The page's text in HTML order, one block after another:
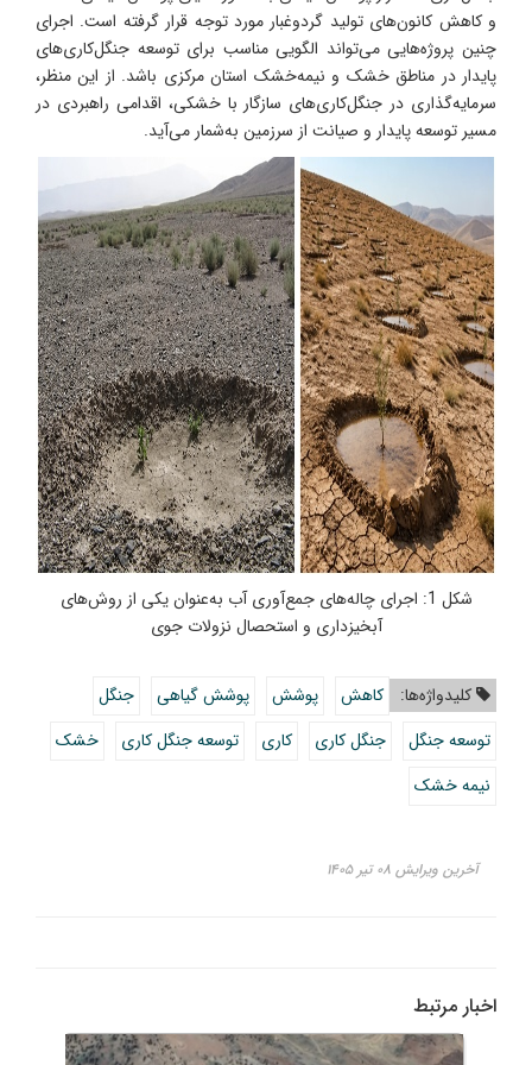
و کاهش کانون‌های تولید گردوغبار مورد توجه قرار گرفته است. اجرای
چنین پروژه‌هایی می‌تواند الگویی مناسب برای توسعه جنگل‌کاری‌های
پایدار در مناطق خشک و نیمه‌خشک استان مرکزی باشد. از این منظر،
سرمایه‌گذاری در جنگل‌کاری‌های سازگار با خشکی، اقدامی راهبردی در
مسیر توسعه پایدار و صیانت از سرزمین به‌شمار می‌آید.
شکل 1: اجرای چاله‌های جمع‌آوری آب به‌عنوان یکی از روش‌های
آبخیزداری و استحصال نزولات جوی
کلیدواژه‌ها: کاهش پوشش پوشش گیاهی
جنگل
توسعه جنگل
جنگل کاری کاری توسعه جنگل کاری
خشک
نیمه خشک
آخرین ویرایش ۰۸ تیر ۱۴۰۵
اخبار مرتبط